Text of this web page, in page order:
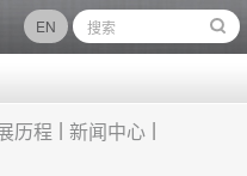
EN
历程
新闻中心